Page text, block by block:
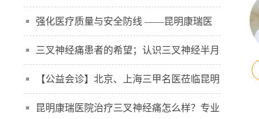
强化医疗质量与安全防线 ——昆明康瑞医
三叉神经痛患者的希望；认识三叉神经半月
【公益会诊】北京、上海三甲名医莅临昆明
昆明康瑞医院治疗三叉神经痛怎么样？专业